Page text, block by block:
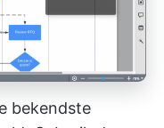
bekendste